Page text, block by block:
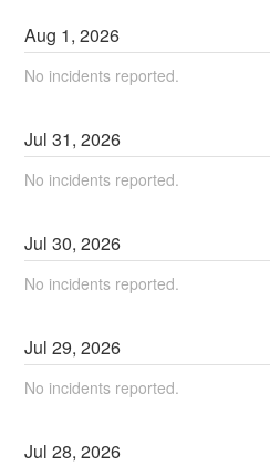
Aug 1,2026
No incidents reported.
Jul31,2026
No incidents reported.
Jul30,2026
No incidents reported.
Jul29,2026
No incidents reported.
Jul28,2026